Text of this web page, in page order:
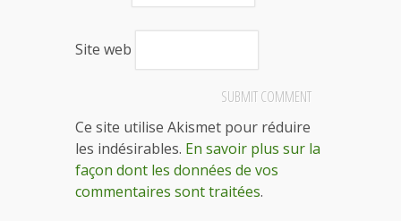
Site web
Ce site utilise Akismet pour réduire
les indésirables. En savoir plus sur la
façon dont les données de vos
commentaires sont traitées.